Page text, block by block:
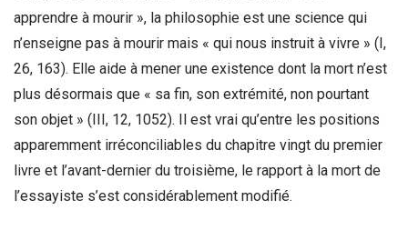
apprendre à mourir », la philosophie est une science qui
n’enseigne pas à mourir mais « qui nous instruit à vivre » (I,
26, 163). Elle aide à mener une existence dont la mort n’est
plus désormais que « sa fin, son extrémité, non pourtant
son objet » (III, 12, 1052). Il est vrai qu’entre les positions
apparemment irréconciliables du chapitre vingt du premier
livre et l’avant-dernier du troisième, le rapport à la mort de
l’essayiste s’est considérablement modifié.